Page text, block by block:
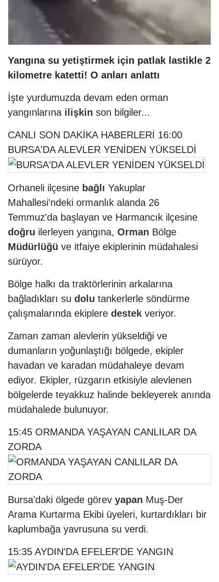
Yangına su yetiştirmek için patlak lastikle 2
kilometre katetti! O anları anlattı
İşte yurdumuzda devam eden orman
yangınlarına ilişkin son bilgiler...
CANLI SON DAKİKA HABERLERİ 16:00
BURSA'DA ALEVLER YENİDEN YÜKSELDİ
Orhaneli ilçesine bağlı Yakuplar
Mahallesi'ndeki ormanlık alanda 26
Temmuz'da başlayan ve Harmancık ilçesine
doğru ilerleyen yangına, Orman Bölge
Müdürlüğü ve itfaiye ekiplerinin müdahalesi
sürüyor.
Bölge halkı da traktörlerinin arkalarına
bağladıkları su dolu tankerlerle söndürme
çalışmalarında ekiplere destek veriyor.
Zaman zaman alevlerin yükseldiği ve
dumanların yoğunlaştığı bölgede, ekipler
havadan ve karadan müdahaleye devam
ediyor. Ekipler, rüzgarın etkisiyle alevlenen
bölgelerde teyakkuz halinde bekleyerek anında
müdahalede bulunuyor.
15:45 ORMANDA YAŞAYAN CANLILAR DA
ZORDA
Bursa'daki ölgede görev yapan Muş-Der
Arama Kurtarma Ekibi üyeleri, kurtardıkları bir
kaplumbağa yavrusuna su verdi.
15:35 AYDIN'DA EFELER'DE YANGIN